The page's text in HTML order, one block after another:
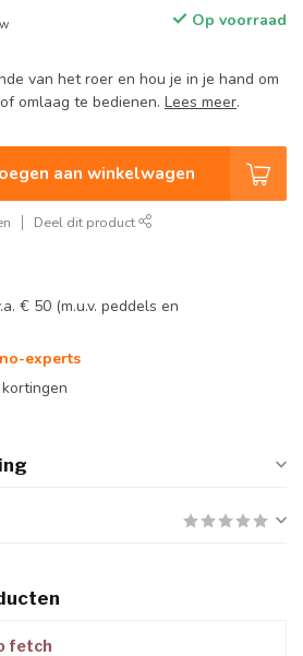
Op voorraad
van het roer en hou je in je hand om
omlaag te bedienen. Lees meer.
aan winkelwagen
Deel dit product
€ 50 (m.u.v. peddels en
experts
fetch